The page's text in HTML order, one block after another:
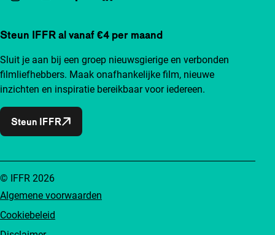
Steun IFFR al vanaf €4 per maand
Sluit je aan bij een groep nieuwsgierige en verbonden
filmliefhebbers. Maak onafhankelijke film, nieuwe
inzichten en inspiratie bereikbaar voor iedereen.
Steun IFFR
Algemene voorwaarden
Cookiebeleid
© IFFR 2026